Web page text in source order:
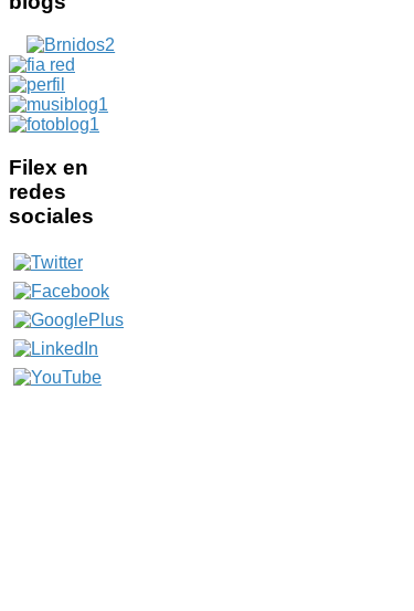
Filex en
redes
sociales